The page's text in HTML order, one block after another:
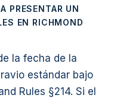
PRESENTAR UN
EN RICHMOND
la fecha de la
estándar bajo
Rules §214. Si el